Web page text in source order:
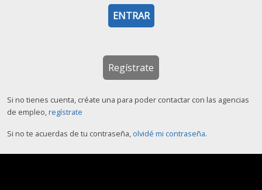
Regístrate
Si no tienes cuenta, créate una para poder contactar con las agencias
de empleo,regístrate
Si no te acuerdas de tu contraseña, olvidé mi contraseña.